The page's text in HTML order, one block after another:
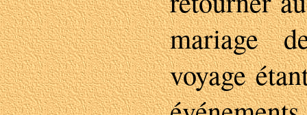
mariage
voyage